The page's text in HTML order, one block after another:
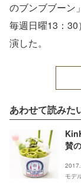
のブンブブーン
毎週日曜13：
演した。
あわせて読みた
賛
モデ